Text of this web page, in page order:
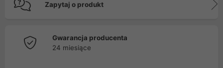
Zapytaj o produkt
Gwarancja producenta
24 miesiące